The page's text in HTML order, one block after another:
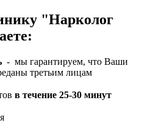
"Нарколог
- мы гарантируем, что Ваши
третьим лицам
в течение 25-30 минут